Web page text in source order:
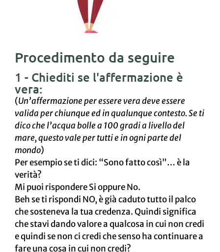
Procedimento da seguire
1 - Chiediti se l'affermazione è
vera:
(Un’affermazione per essere vera deve essere
valida per chiunque ed in qualunque contesto. Se ti
dico che l’acqua bolle a 100 gradi a livello del
mare, questo vale per tutti e in ogni parte del
mondo)
Per esempio se ti dici: “Sono fatto così”… è la
verità?
Mi puoi rispondere Si oppure No.
Beh se ti rispondi NO, è già caduto tutto il palco
che sosteneva la tua credenza. Quindi significa
che stavi dando valore a qualcosa in cui non credi
e quindi se non ci credi che senso ha continuare a
fare una cosa in cui non credi?